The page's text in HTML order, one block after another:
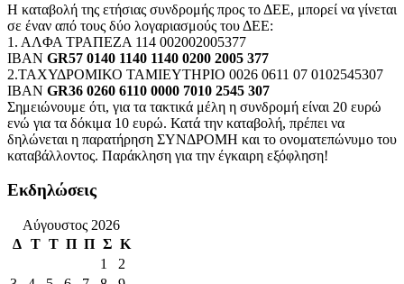
Η καταβολή της ετήσιας συνδρομής προς το ΔΕΕ, μπορεί να γίνεται
σε έναν από τους δύο λογαριασμούς του ΔΕΕ:
1. ΑΛΦΑ ΤΡΑΠΕΖΑ 114 002002005377
IBAN GR57 0140 1140 1140 0200 2005 377
2.ΤΑΧΥΔΡΟΜΙΚΟ ΤΑΜΙΕΥΤΗΡΙΟ 0026 0611 07 0102545307
IBAN GR36 0260 6110 0000 7010 2545 307
Σημειώνουμε ότι, για τα τακτικά μέλη η συνδρομή είναι 20 ευρώ
ενώ για τα δόκιμα 10 ευρώ. Κατά την καταβολή, πρέπει να
δηλώνεται η παρατήρηση ΣΥΝΔΡΟΜΗ και το ονοματεπώνυμο του
καταβάλλοντος. Παράκληση για την έγκαιρη εξόφληση!
Εκδηλώσεις
Αύγουστος 2026
Δ Τ Τ Π Π Σ Κ
1
2